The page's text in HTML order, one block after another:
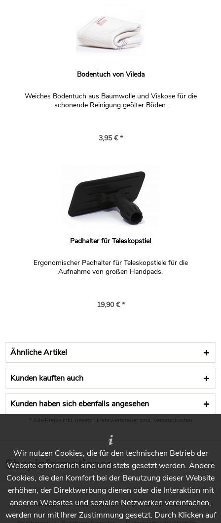
Bodentuch von Vileda
Weiches Bodentuch aus Baumwolle und Viskose für die
schonende Reinigung geölter Böden.
3,95 € *
Padhalter für Teleskopstiel
Ergonomischer Padhalter für Teleskopstiele für die
Aufnahme von großen Handpads.
19,90 € *
Ähnliche Artikel
Kunden kauften auch
Kunden haben sich ebenfalls angesehen
* Alle Preise inkl. gesetzl. Mehrwertsteuer zzgl. Versandkosten
Shopinformationen
* Alle Preise inkl. gesetzl. Mehrwertsteuer zzgl.Versandkosten
Wir nutzen Cookies, die für den technischen Betrieb der
Website erforderlich sind und stets gesetzt werden. Andere
Cookies, die den Komfort bei der Benutzung dieser Website
erhöhen, der Direktwerbung dienen oder die Interaktion mit
anderen Websites und sozialen Netzwerken vereinfachen,
werden nur mit Ihrer Zustimmung gesetzt. Durch Klicken auf